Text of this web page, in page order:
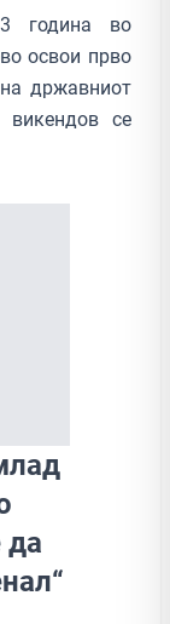
година во
освои прво
државниот
викендов се
да